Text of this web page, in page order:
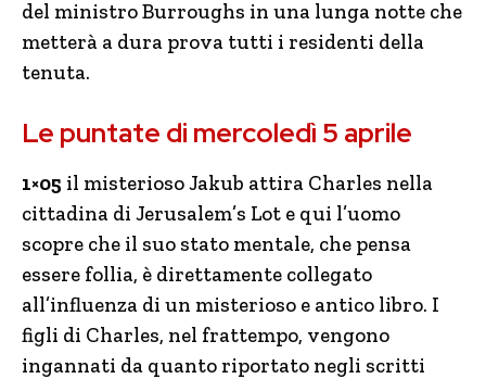
del ministro Burroughs in una lunga notte che
metterà a dura prova tutti i residenti della
tenuta.
Le puntate di mercoledì 5 aprile
1×05 il misterioso Jakub attira Charles nella
cittadina di Jerusalem’s Lot e qui l’uomo
scopre che il suo stato mentale, che pensa
essere follia, è direttamente collegato
all’influenza di un misterioso e antico libro. I
figli di Charles, nel frattempo, vengono
ingannati da quanto riportato negli scritti